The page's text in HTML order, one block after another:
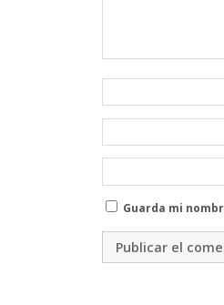
Guarda mi